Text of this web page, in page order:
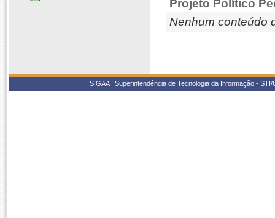
Projeto Político
Nenhum conteúdo
SIGAA | Superintendência de Tecnologia da Informação -